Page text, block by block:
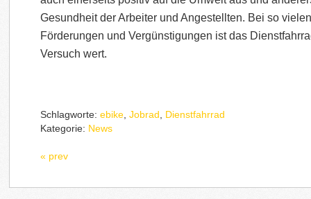
Gesundheit der Arbeiter und Angestellten. Bei so
Förderungen und Vergünstigungen ist das
Versuch wert.
Schlagworte:ebike ,Jobrad
Dienstfahrrad
Kategorie: News
« prev